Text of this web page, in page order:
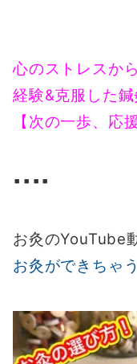
心のストレスか
経験&克服した鍼
【次の一歩、応
▪️▪️▪️▪️
お灸のYouTube
お灸ができちゃ